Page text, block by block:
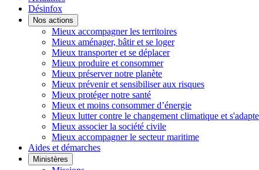
Désinfox
Nos actions
Mieux accompagner les territoires
Mieux aménager, bâtir et se loger
Mieux transporter et se déplacer
Mieux produire et consommer
Mieux préserver notre planète
Mieux prévenir et sensibiliser aux risques
Mieux protéger notre santé
Mieux et moins consommer d’énergie
Mieux lutter contre le changement climatique et
Mieux associer la société civile
Mieux accompagner le secteur maritime
Aides et démarches
Ministères